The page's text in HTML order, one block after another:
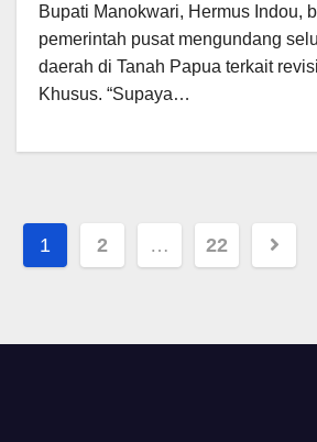
Bupati Manokwari, Hermus Indou,
pemerintah pusat mengundang
daerah di Tanah Papua terkait
Khusus. “Supaya…
Posts
1 2 … 22